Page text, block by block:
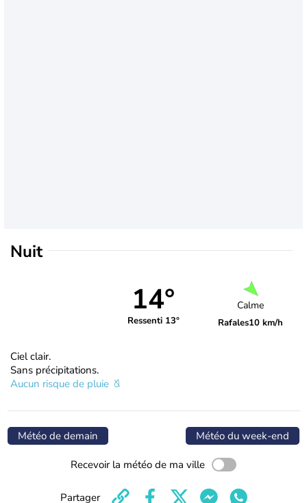
Nuit
14°
Ressenti 13°
Calme
Rafales10 km/h
Ciel clair.
Sans précipitations.
Aucun risque de pluie
Météo de demain Météo du week-end
Recevoir la météo de ma ville
Partager